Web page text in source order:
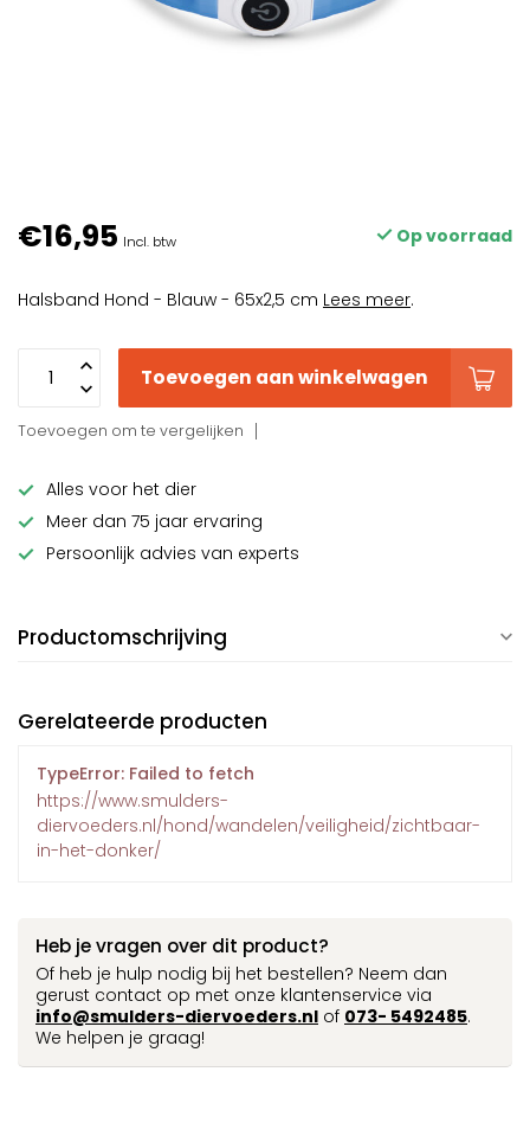
€16,95 Incl. btw Op voorraad
Halsband Hond - Blauw - 65x2,5 cm Lees meer.
Toevoegen aan winkelwagen
Toevoegen om te vergelijken
Alles voor het dier
Meer dan 75 jaar ervaring
Persoonlijk advies van experts
Productomschrijving
Gerelateerde producten
TypeError: Failed to fetch
https://www.smulders-
diervoeders.nl/hond/wandelen/veiligheid/zichtbaar-
in-het-donker/
Heb je vragen over dit product?
Of heb je hulp nodig bij het bestellen? Neem dan
gerust contact op met onze klantenservice via
info@smulders-diervoeders.nl of 073- 5492485.
We helpen je graag!